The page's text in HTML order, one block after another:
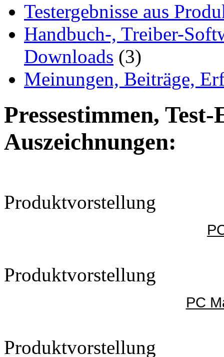
Testergebnisse aus
Handbuch-, Treiber-
Downloads (3)
Meinungen, Beiträge,
Pressestimmen,
Auszeichnungen:
Produktvorstellung
Produktvorstellung
PC
Produktvorstellung